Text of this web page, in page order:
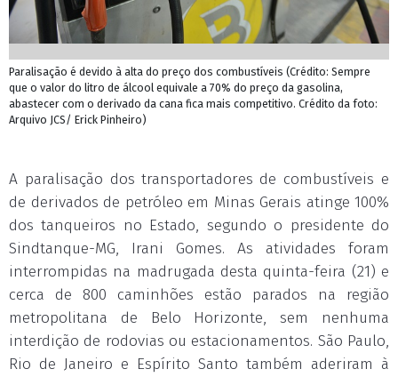
Paralisação é devido à alta do preço dos combustíveis (Crédito: Sempre
que o valor do litro de álcool equivale a 70% do preço da gasolina,
abastecer com o derivado da cana fica mais competitivo. Crédito da foto:
Arquivo JCS/ Erick Pinheiro)
A paralisação dos transportadores de combustíveis e
de derivados de petróleo em Minas Gerais atinge 100%
dos tanqueiros no Estado, segundo o presidente do
Sindtanque-MG, Irani Gomes. As atividades foram
interrompidas na madrugada desta quinta-feira (21) e
cerca de 800 caminhões estão parados na região
metropolitana de Belo Horizonte, sem nenhuma
interdição de rodovias ou estacionamentos. São Paulo,
Rio de Janeiro e Espírito Santo também aderiram à